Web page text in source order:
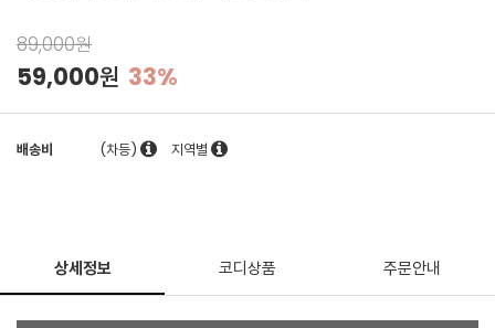
89,000원
59,000원 33%
배송비 (차등) 지역별
상세정보 코디상품 주문안내